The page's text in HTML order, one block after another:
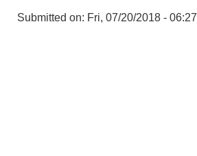
Submitted on: Fri, 07/20/2018 - 06:27